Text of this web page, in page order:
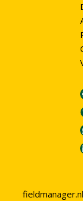
fieldmanager.nl